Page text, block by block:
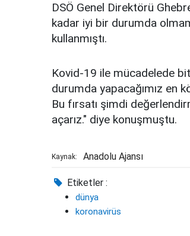
DSÖ Genel Direktörü
kadar iyi bir durumda
kullanmıştı.
Kovid-19 ile mücadelede
durumda yapacağımız en
Bu fırsatı şimdi
açarız." diye konuşmuştu.
Kaynak: Anadolu Ajansı
Etiketler :
dünya
koronavirüs